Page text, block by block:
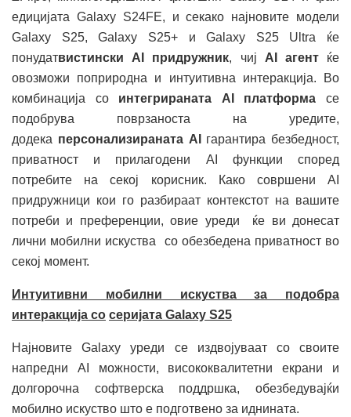
едицијата Galaxy S24FE, и секако најновите модели
Galaxy S25, Galaxy S25+ и Galaxy S25 Ultra ќе
понудатвистински AI придружник, чиј AI агентќе
овозможи поприродна и интуитивна интеракција. Во
комбинација со интегрираната AI платформа се
подобрува поврзаноста на уредите,
додека персонализираната AI
гарантира безбедност,
приватност и прилагодени AI функции според
потребите на секој корисник. Како совршени AI
придружници кои го разбираат контекстот на вашите
потреби и преференции, овие уреди ќе ви донесат
лични мобилни искуства со обезбедена приватност во
секој момент.
Интуитивни мобилни искуства за подобра
интеракција со серијата Galaxy S25
Најновите Galaxy уреди се издвојуваат со своите
напредни AI можности, висококвалитетни екрани и
долгорочна софтверска поддршка, обезбедувајќи
мобилно искуство што е подготвено за иднината.